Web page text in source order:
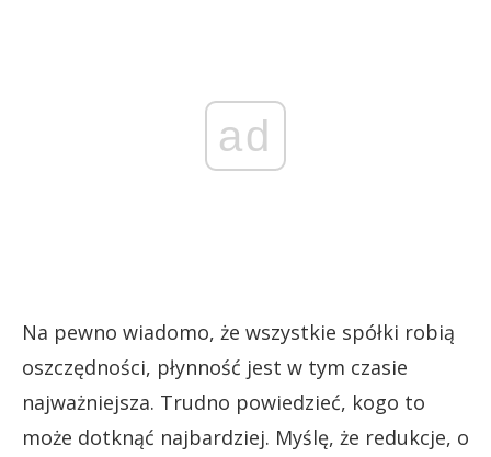
ad
Na pewno wiadomo, że wszystkie spółki robią
oszczędności, płynność jest w tym czasie
najważniejsza. Trudno powiedzieć, kogo to
może dotknąć najbardziej. Myślę, że redukcje, o